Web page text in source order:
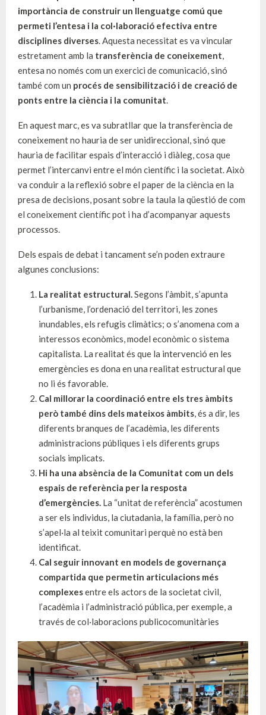
importància de construir un llenguatge comú que
permeti l’entesa i la col·laboració efectiva entre
disciplines diverses. Aquesta necessitat es va vincular
estretament amb la transferència de coneixement,
entesa no només com un exercici de comunicació, sinó
també com un procés de sensibilització i de creació de
ponts entre la ciència i la comunitat.
En aquest marc, es va subratllar que la transferència de
coneixement no hauria de ser unidireccional, sinó que
hauria de facilitar espais d’interacció i diàleg, cosa que
permet l’intercanvi entre el món científic i la societat. Això
va conduir a la reflexió sobre el paper de la ciència en la
presa de decisions, posant sobre la taula la qüestió de com
el coneixement científic pot i ha d’acompanyar aquests
processos.
Dels espais de debat i tancament se’n poden extraure
algunes conclusions:
La realitat estructural.Segons l’àmbit, s’apunta
l’urbanisme, l’ordenació del territori, les zones
inundables, els refugis climàtics; o s’anomena com a
interessos econòmics, model econòmic o sistema
capitalista. La realitat és que la intervenció en les
emergències es dona en una realitat estructural que
no li és favorable.
Cal millorar la coordinació entre els tres àmbits
però també dins dels mateixos àmbits, és a dir, les
diferents branques de l’acadèmia, les diferents
administracions públiques i els diferents grups
socials implicats.
Hi ha una absència de la Comunitat com un dels
espais de referència per la resposta
d’emergències. La “unitat de referència” acostumen
a ser els individus, la ciutadania, la família, però no
s’apel·la al teixit comunitari perquè no està ben
identificat.
Cal seguir innovant en models de governança
compartida que permetin articulacions més
complexesentre els actors de la societat civil,
l’acadèmia i l’administració pública, per exemple, a
través de col·laboracions publicocomunitàries